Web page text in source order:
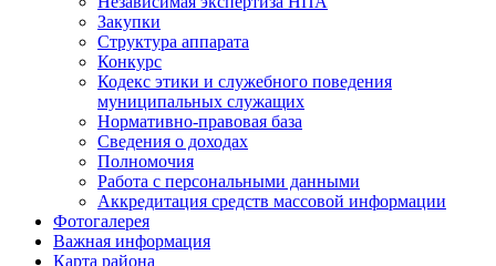
Закупки
Структура аппарата
Конкурс
Кодекс этики и служебного поведения
муниципальных служащих
Нормативно-правовая база
Сведения о доходах
Полномочия
Работа с персональными данными
Аккредитация средств массовой информации
Фотогалерея
Важная информация
Карта района